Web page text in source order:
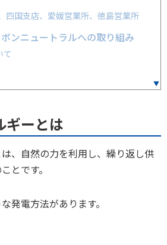
四国支店、愛媛営業所、徳島営業所
ンニュートラルへの取り組み
て
ギーとは
、自然の力を利用し、繰り返し供
とです。
発電方法があります。